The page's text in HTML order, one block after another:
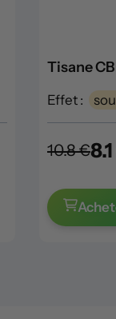
Tisane
Effet :
10.8 €